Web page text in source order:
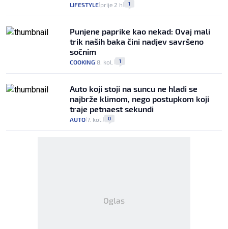
LIFESTYLE prije 2 h 1
Punjene paprike kao nekad: Ovaj mali
trik naših baka čini nadjev savršeno
sočnim
COOKING 8. kol. 1
Auto koji stoji na suncu ne hladi se
najbrže klimom, nego postupkom koji
traje petnaest sekundi
AUTO 7. kol. 0
Oglas